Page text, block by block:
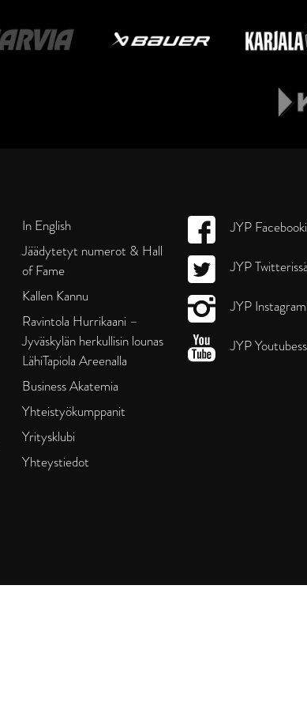
In English
Jäädytetyt numerot & Hall
of Fame
Kallen Kannu
Ravintola Hurrikaani –
Jyväskylän herkullisin lounas
LähiTapiola Areenalla
Business Akatemia
Yhteistyökumppanit
Yritysklubi
Yhteystiedot
JYP
JYP Twitterissä
JYP
JYP